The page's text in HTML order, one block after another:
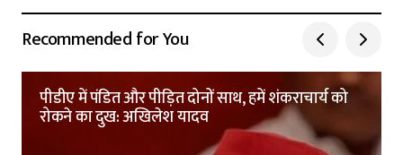
Recommended for You
पीडीए में पंडित और पीड़ित दोनों साथ, हमें शंकराचार्य को
रोकने का दुख: अखिलेश यादव